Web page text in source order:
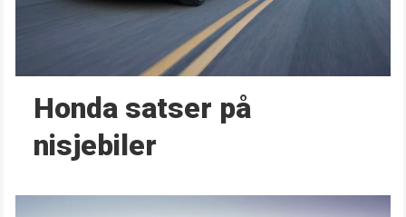
Honda satser på
nisjebiler